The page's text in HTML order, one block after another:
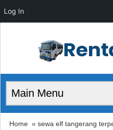
Home » sewa elf tangerang
Log In